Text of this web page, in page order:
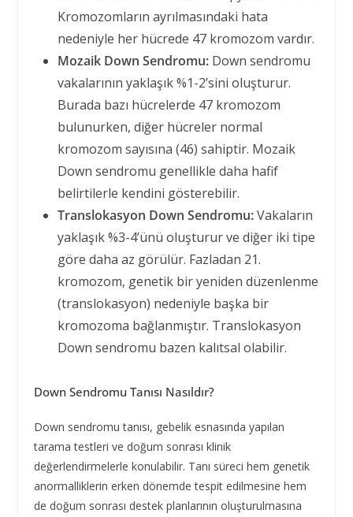
Kromozomların ayrılmasındaki hata
nedeniyle her hücrede 47 kromozom vardır.
Mozaik Down Sendromu:Down sendromu
vakalarının yaklaşık %1-2’sini oluşturur.
Burada bazı hücrelerde 47 kromozom
bulunurken, diğer hücreler normal
kromozom sayısına (46) sahiptir. Mozaik
Down sendromu genellikle daha hafif
belirtilerle kendini gösterebilir.
Translokasyon Down Sendromu:Vakaların
yaklaşık %3-4’ünü oluşturur ve diğer iki tipe
göre daha az görülür. Fazladan 21.
kromozom, genetik bir yeniden düzenlenme
(translokasyon) nedeniyle başka bir
kromozoma bağlanmıştır. Translokasyon
Down sendromu bazen kalıtsal olabilir.
Down Sendromu Tanısı Nasıldır?
Down sendromu tanısı, gebelik esnasında yapılan
tarama testleri ve doğum sonrası klinik
değerlendirmelerle konulabilir. Tanı süreci hem genetik
anormalliklerin erken dönemde tespit edilmesine hem
de doğum sonrası destek planlarının oluşturulmasına